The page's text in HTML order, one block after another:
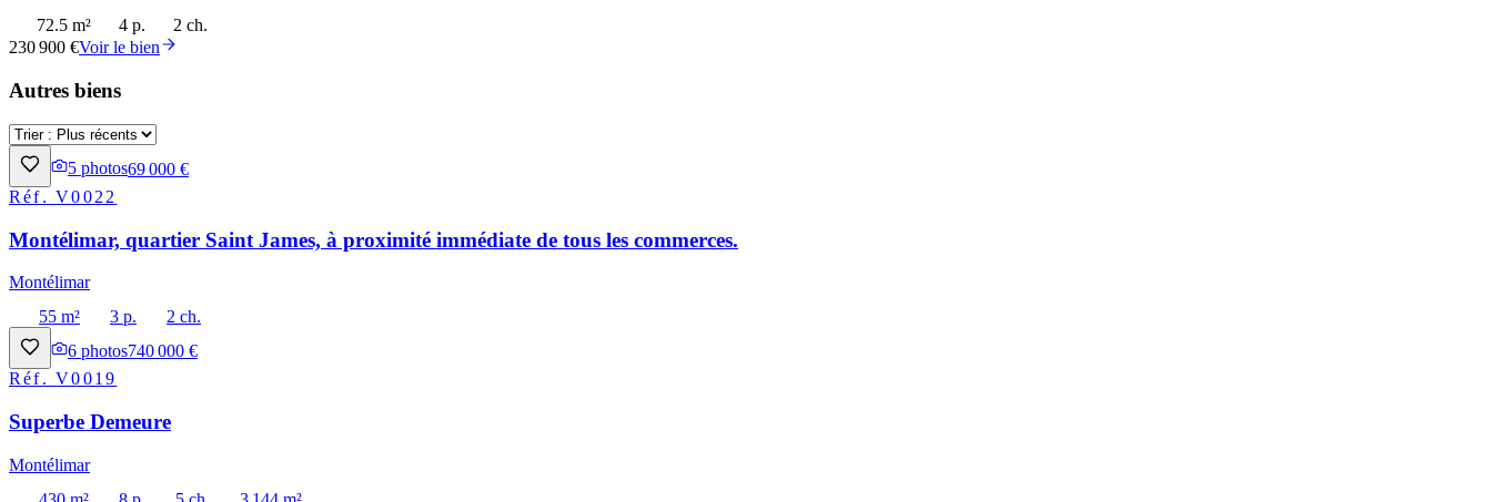
72.5 m² 4 p.
2 ch.
230 900 €Voir le bien
Autres biens
5 photos69 000 €
Réf.V0022
Montélimar, quartier Saint James, à proximité immédiate de tous les commerces.
Montélimar
55 m²
3 p.
2 ch.
6 photos740 000 €
Réf.V0019
Superbe Demeure
Montélimar